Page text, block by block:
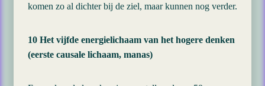
komen zo al dichter bij de ziel, maar kunnen nog verder.
10 Het vijfde energielichaam van het hogere denken
(eerste causale lichaam, manas)